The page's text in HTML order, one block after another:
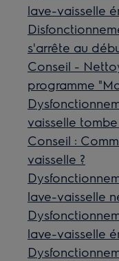
lave-vaisselle
s'arrête au
Conseil -
programme
vaisselle
Conseil :
vaisselle ?
lave-vaisselle
lave-vaisselle